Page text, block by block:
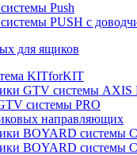
Push
PUSH с
для ящиков
KITforKIT
GTV системы AXIS
системы PRO
направляющих
BOYARD системы
BOYARD системы